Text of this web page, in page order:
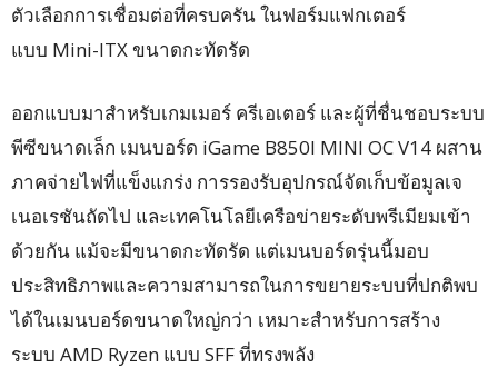
ตัวเลือกการเชื่อมต่อที่ครบครัน ในฟอร์มแฟกเตอร์
แบบ Mini-ITX ขนาดกะทัดรัด
ออกแบบมาสำหรับเกมเมอร์ ครีเอเตอร์ และผู้ที่ชื่นชอบระบบ
พีซีขนาดเล็ก เมนบอร์ด iGame B850I MINI OC V14 ผสาน
ภาคจ่ายไฟที่แข็งแกร่ง การรองรับอุปกรณ์จัดเก็บข้อมูลเจ
เนอเรชันถัดไป และเทคโนโลยีเครือข่ายระดับพรีเมียมเข้า
ด้วยกัน แม้จะมีขนาดกะทัดรัด แต่เมนบอร์ดรุ่นนี้มอบ
ประสิทธิภาพและความสามารถในการขยายระบบที่ปกติพบ
ได้ในเมนบอร์ดขนาดใหญ่กว่า เหมาะสำหรับการสร้าง
ระบบ AMD Ryzen แบบ SFF ที่ทรงพลัง